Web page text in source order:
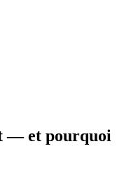
—et pourquoi